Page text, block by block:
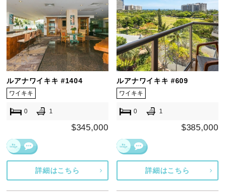
ルアナワイキキ #1404
ワイキキ
0 1
$345,000
詳細はこちら
ルアナワイキキ #609
ワイキキ
0 1
$385,000
詳細はこちら